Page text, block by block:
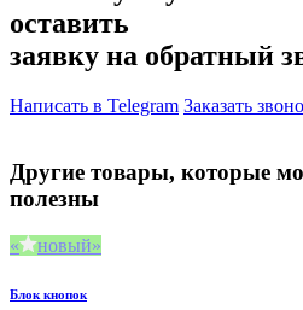
оставить
заявку на обратный
Написать в Telegram Заказать
Другие товары, которые
полезны
новый
Блок кнопок